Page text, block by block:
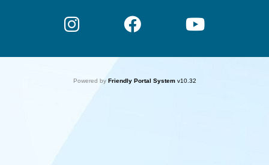
Powered by Friendly Portal System v10.32